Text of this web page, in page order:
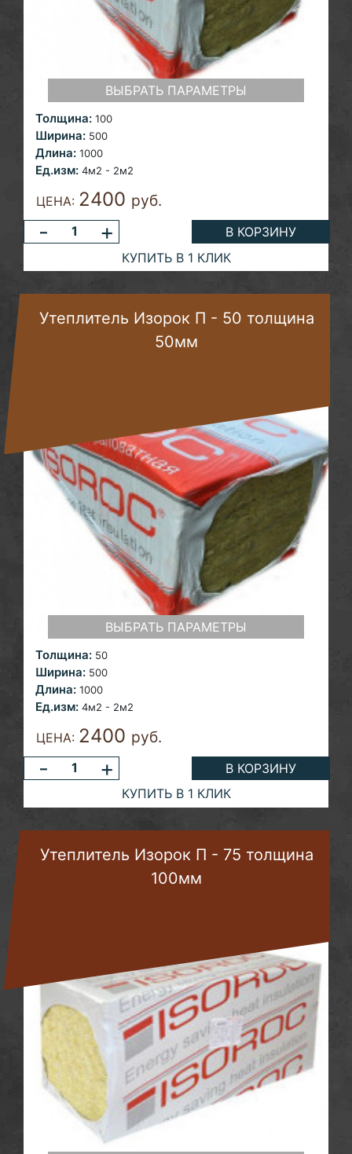
ВЫБРАТЬ ПАРАМЕТРЫ
Толщина: 100
Ширина: 500
Длина: 1000
Ед.изм: 4м2 - 2м2
ЦЕНА: 2400 руб.
- +
В КОРЗИНУ
КУПИТЬ В 1 КЛИК
Утеплитель Изорок П - 50 толщина
50мм
ВЫБРАТЬ ПАРАМЕТРЫ
Толщина: 50
Ширина: 500
Длина: 1000
Ед.изм: 4м2 - 2м2
ЦЕНА: 2400 руб.
- +
В КОРЗИНУ
КУПИТЬ В 1 КЛИК
Утеплитель Изорок П - 75 толщина
100мм